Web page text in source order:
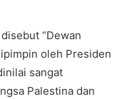
“Dewan
oleh Presiden
sangat
Palestina dan